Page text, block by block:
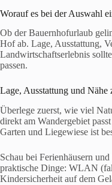
Worauf es bei der Auswahl
Ob der Bauernhofurlaub
Hof ab. Lage, Ausstattung,
Landwirtschaftserlebnis
passen.
Lage, Ausstattung und
Überlege zuerst, wie viel
direkt am Wandergebiet
Garten und Liegewiese ist
Schau bei Ferienhäusern
praktische Dinge: WLAN
Kindersicherheit auf dem